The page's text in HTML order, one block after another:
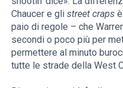
Chaucer e glistreet craps
paio di regole – che
secondi o poco più per
permettere al minuto
tutte le strade della West